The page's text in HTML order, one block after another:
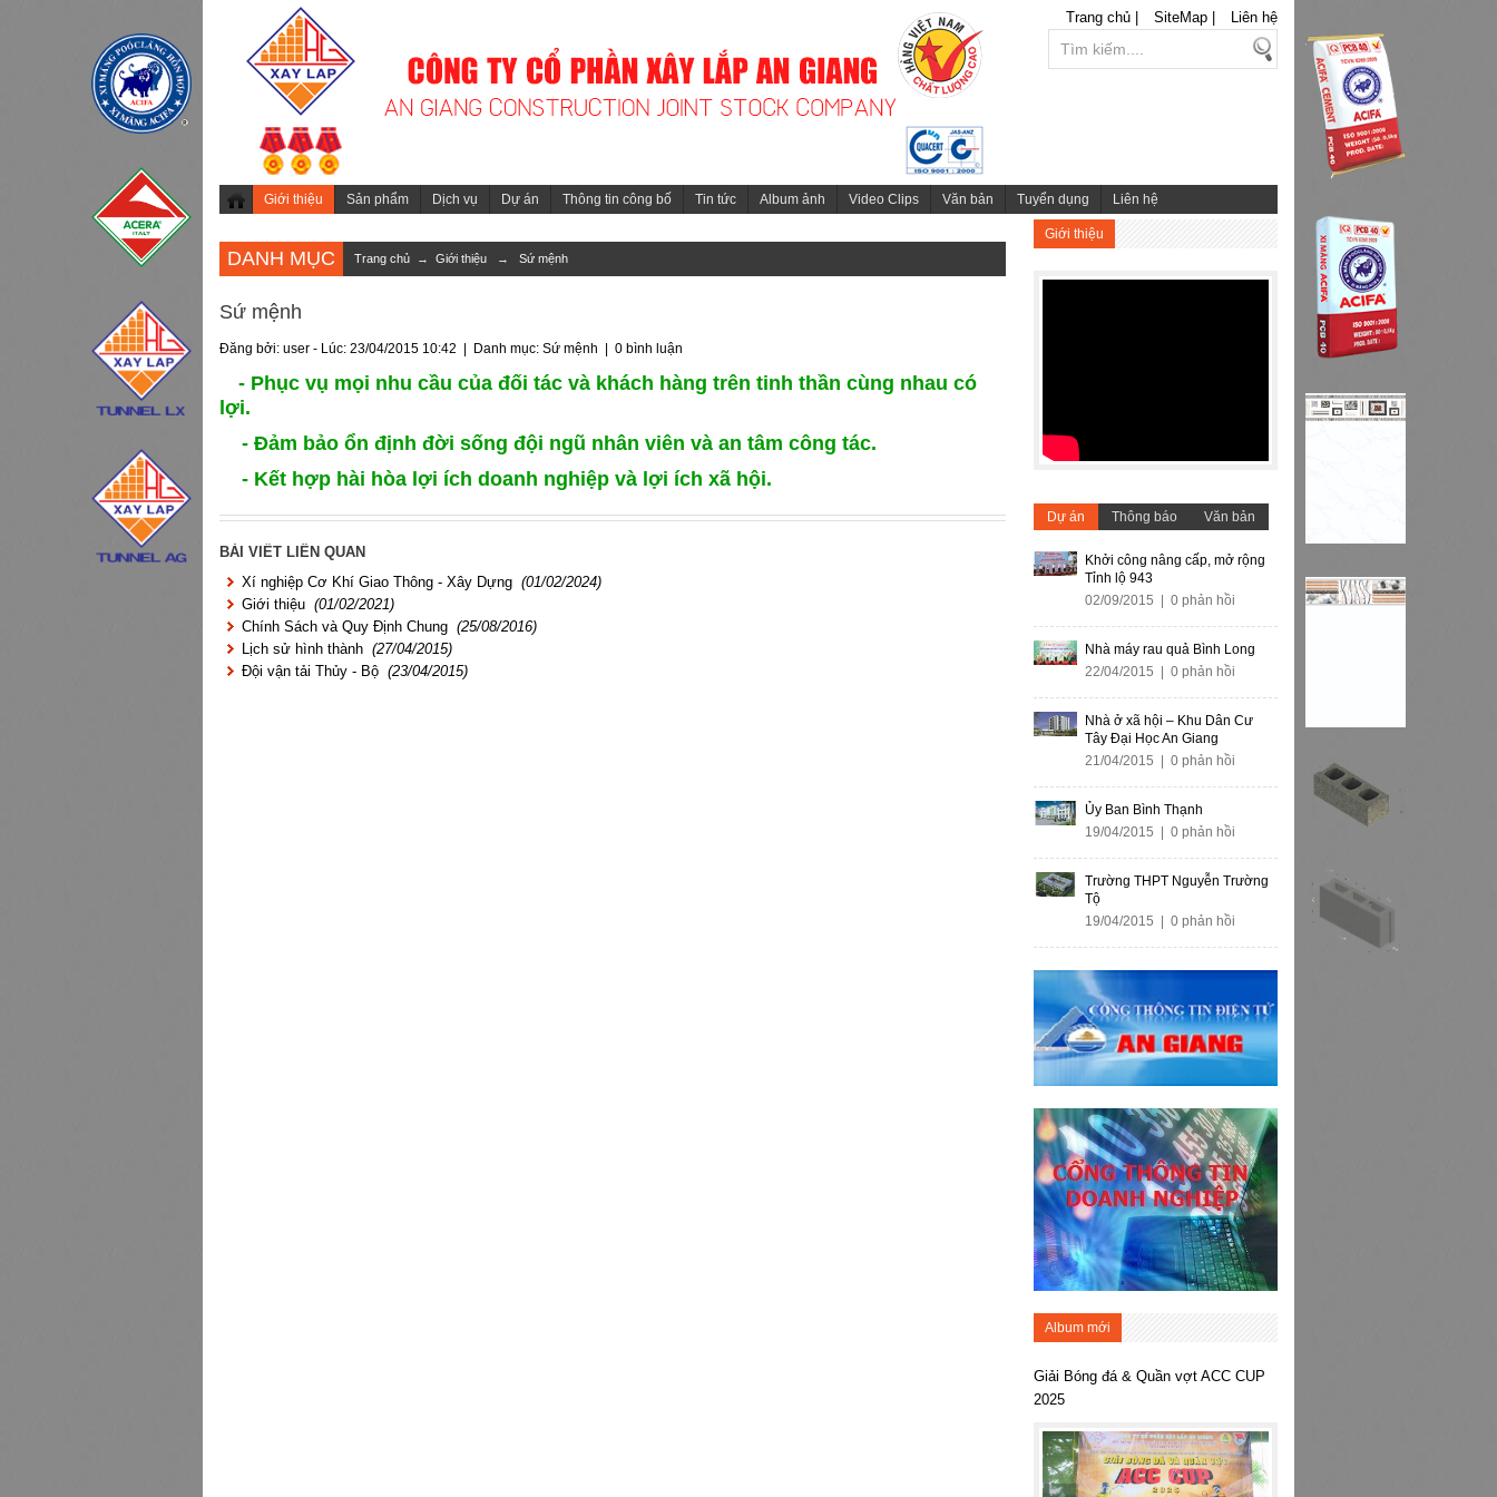
Trang chủ | SiteMap | Liên hệ
Giới thiệu Sản phẩm Dịch vụ Dự án Thông tin công bố Tin tức Album ảnh Video Clips Văn bản Tuyển dụng Liên hệ
DANH MỤC Trang chủ → Giới thiệu → Sứ mệnh
Sứ mệnh
Đăng bởi: user - Lúc: 23/04/2015 10:42 | Danh mục: Sứ mệnh 0 bình luận
- Phục vụ mọi nhu cầu của đối tác và khách hàng trên tinh thần cùng nhau có
lợi.
- Đảm bảo ổn định đời sống đội ngũ nhân viên và an tâm công tác.
- Kết hợp hài hòa lợi ích doanh nghiệp và lợi ích xã hội.
BÀI VIẾT LIÊN QUAN
Xí nghiệp Cơ Khí Giao Thông - Xây Dựng (01/02/2024)
Giới thiệu (01/02/2021)
Chính Sách và Quy Định Chung (25/08/2016)
Lịch sử hình thành (27/04/2015)
Đội vận tải Thủy - Bộ (23/04/2015)
Giới thiệu
Dự án Thông báo Văn bản
Khởi công nâng cấp, mở rộng
Tỉnh lộ 943
02/09/2015 | 0 phản hồi
Nhà máy rau quả Bình Long
22/04/2015 | 0 phản hồi
Nhà ở xã hội – Khu Dân Cư
Tây Đại Học An Giang
21/04/2015 | 0 phản hồi
Ủy Ban Bình Thạnh
19/04/2015 | 0 phản hồi
Trường THPT Nguyễn Trường
Tộ
19/04/2015 | 0 phản hồi
Album mới
Giải Bóng đá & Quần vợt ACC CUP
2025